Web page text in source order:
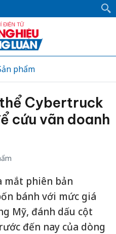
phẩm
Cybertruck
cứu vãn doanh
mắt phiên bản
bánh với mức giá
Mỹ, đánh dấu cột
đến nay của dòng